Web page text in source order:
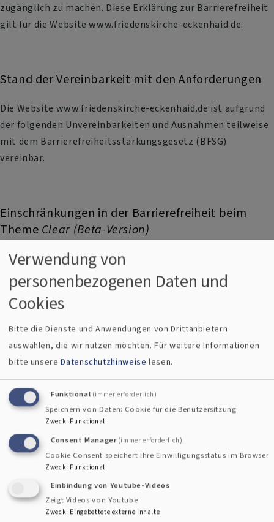
zugänglich zu machen. Diese Erklärung zur Barrierefreiheit
gilt für die Website www.friedenskirche-eckenhaid.de.
Stand der Vereinbarkeit mit den Anforderungen
Die Website www.friedenskirche-eckenhaid.de ist aufgrund
der folgenden Unvereinbarkeiten und Ausnahmen teilweise
mit dem Barrierefreiheitsstärkungsgesetz (BFSG)
vereinbar.
Einschränkungen in der Barrierefreiheit beim
Theme Clear (Beta-Version)
Hier den Text für vk_olivero einfügen.
Nicht barrierefreie Inhalte
Die nachstehend aufgeführten Inhalte sind aus den
folgenden Gründen nicht barrierefrei:
Barrieren Melden, Feedback und
Kontaktangaben
Sind Ihnen Barrieren beim Zugang zu Inhalten auf
Sie sich gerne bei uns melden. Wir freuen uns auf Ihr
Feedback und bemühen uns, die gemeldeten Barrieren in
Verwendung von
personenbezogenen Daten und
Cookies
Bitte die Dienste und Anwendungen von Drittanbietern
auswählen, die wir nutzen möchten.Für weitere Informationen
bitte unsereDatenschutzhinweise lesen.
Funktional (immer erforderlich)
Speichern von Daten: Cookie für die Benutzersitzung
Zweck: Funktional
Consent Manager (immer erforderlich)
Cookie Consent speichert Ihre Einwilligungsstatus im Browser
Zweck: Funktional
Einbindung von Youtube-Videos
Zeigt Videos von Youtube
Zweck: Eingebettete externe Inhalte